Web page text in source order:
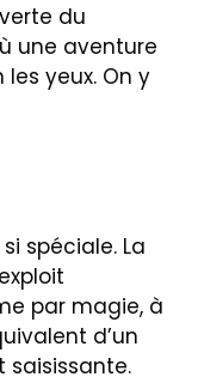
du
une aventure
yeux. On y
spéciale. La
par magie, à
d’un
saisissante.